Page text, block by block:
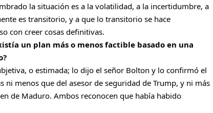
la situación es a la volatilidad, a la incertidumbre, a
es transitorio, y a que lo transitorio se hace
con creer cosas definitivas.
un plan más o menos factible basado en una
o estimada; lo dijo el señor Bolton y lo confirmó el
ni menos que del asesor de seguridad de Trump, y ni más
de Maduro. Ambos reconocen que había habido